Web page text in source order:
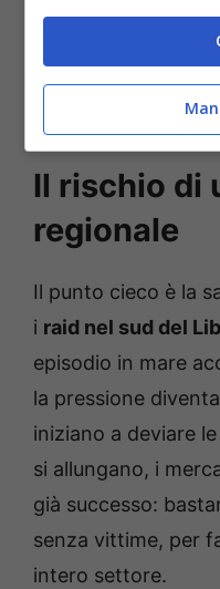
smentita: una
navi di scorta e
Il rischio di
regionale
Il punto cieco è la
i raid nel sud del
episodio in mare
la pressione
iniziano a deviare
si allungano, i
già successo:
senza vittime, per
intero settore.